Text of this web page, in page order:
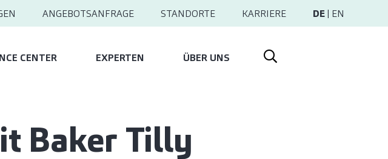
ANGEBOTSANFRAGE STANDORTE KARRIERE DE| EN
CENTER EXPERTEN ÜBER UNS
Baker Tilly